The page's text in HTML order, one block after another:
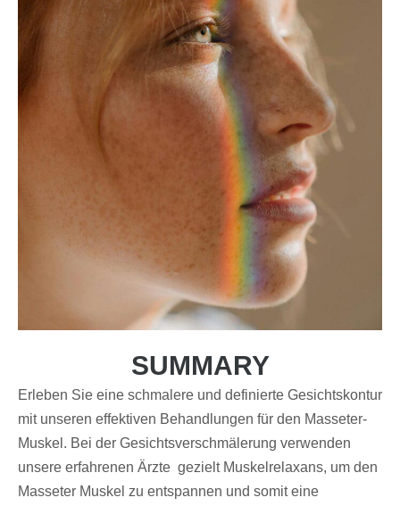
SUMMARY
Erleben Sie eine schmalere und definierte Gesichtskontur
mit unseren effektiven Behandlungen für den Masseter-
Muskel. Bei der Gesichtsverschmälerung verwenden
unsere erfahrenen Ärzte gezielt Muskelrelaxans, um den
Masseter Muskel zu entspannen und somit eine